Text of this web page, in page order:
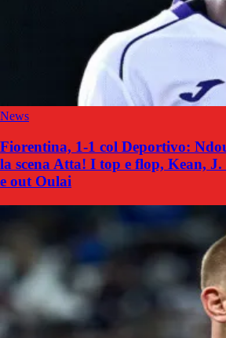
News
Fiorentina, 1-1 col Deportivo:
la scena Atta! I top e flop, Kean,
e out Oulai